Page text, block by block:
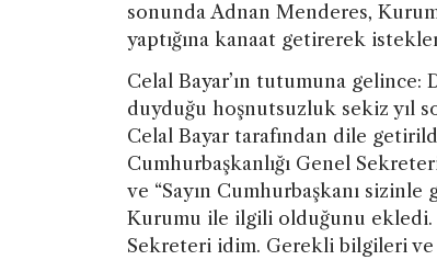
sonunda Adnan Menderes,
yaptığına kanaat getirerek
Celal Bayar’ın tutumuna gelince:
duyduğu hoşnutsuzluk sekiz yıl
Celal Bayar tarafından dile
Cumhurbaşkanlığı Genel
ve “Sayın Cumhurbaşkanı
Kurumu ile ilgili olduğunu ekledi.
Sekreteri idim. Gerekli bilgileri ve